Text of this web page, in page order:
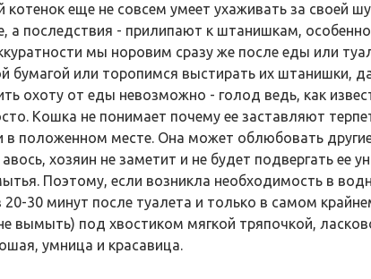
еще не совсем умеет ухаживать за своей
а последствия - прилипают к штанишкам,
мы норовим сразу же после еды или
бумагой или торопимся выстирать их штанишки,
охоту от еды невозможно - голод ведь, как
Кошка не понимает почему ее заставляют
в положенном месте. Она может облюбовать
хозяин не заметит и не будет подвергать ее
Поэтому, если возникла необходимость в
20-30 минут после туалета и только в самом
вымыть) под хвостиком мягкой тряпочкой,
умница и красавица.